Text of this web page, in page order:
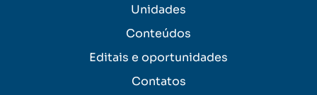
Unidades
Conteúdos
Editais e oportunidades
Contatos